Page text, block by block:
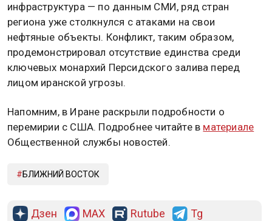
инфраструктура — по данным СМИ, ряд стран
региона уже столкнулся с атаками на свои
нефтяные объекты. Конфликт, таким образом,
продемонстрировал отсутствие единства среди
ключевых монархий Персидского залива перед
лицом иранской угрозы.
Напомним, в Иране раскрыли подробности о
перемирии с США. Подробнее читайте в материале
Общественной службы новостей.
БЛИЖНИЙ ВОСТОК
Дзен MAX Rutube Tg